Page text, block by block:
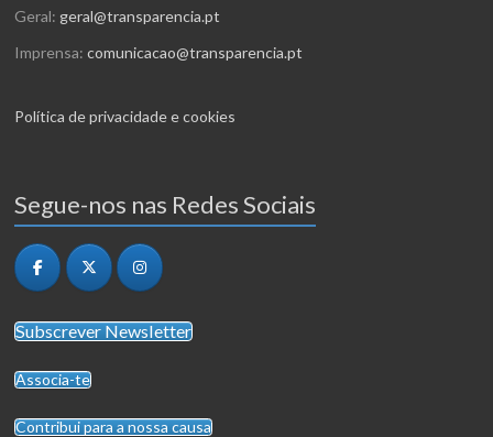
Geral: geral@transparencia.pt
Imprensa:comunicacao@transparencia.pt
Política de privacidade e cookies
Segue-nos nas Redes Sociais
Subscrever Newsletter
Associa-te
Contribui para a nossa causa